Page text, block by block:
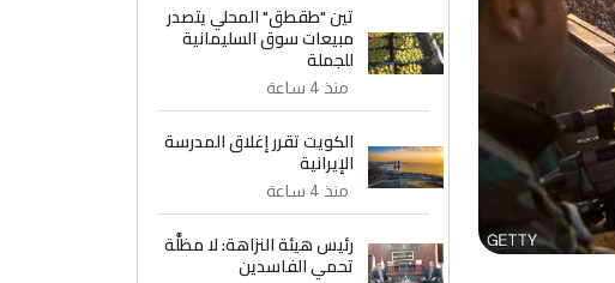
تين "طقطق" المحلي يتصدر
مبيعات سوق السليمانية
للجملة
منذ 4 ساعة
الكويت تقرر إغلاق المدرسة
الإيرانية
منذ 4 ساعة
رئيس هيئة النزاهة: لا مظلَّة
تحمي الفاسدين